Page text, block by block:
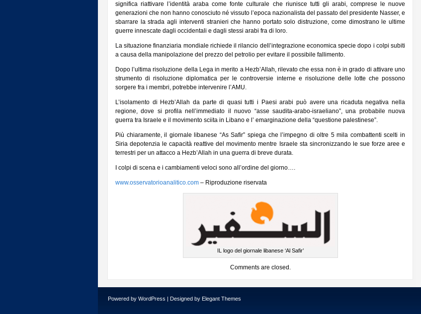
significa riattivare l’identità araba come fonte culturale che riunisce tutti gli arabi, comprese le nuove
generazioni che non hanno conosciuto né vissuto l’epoca nazionalista del passato del presidente Nasser, e
sbarrare la strada agli interventi stranieri che hanno portato solo distruzione, come dimostrano le ultime
guerre innescate dagli occidentali e dagli stessi arabi fra di loro.
La situazione finanziaria mondiale richiede il rilancio dell’integrazione economica specie dopo i colpi subiti
a causa della manipolazione del prezzo del petrolio per evitare il possibile fallimento.
Dopo l’ultima risoluzione della Lega in merito a Hezb’Allah, rilevato che essa non è in grado di attivare uno
strumento di risoluzione diplomatica per le controversie interne e risoluzione delle lotte che possono
sorgere fra i membri, potrebbe intervenire l’AMU.
L’isolamento di Hezb’Allah da parte di quasi tutti i Paesi arabi può avere una ricaduta negativa nella
regione, dove si profila nell’immediato il nuovo “asse saudita-arabo-israeliano”, una probabile nuova
guerra tra Israele e il movimento sciita in Libano e l’ emarginazione della “questione palestinese”.
Più chiaramente, il giornale libanese “As Safir” spiega che l’impegno di oltre 5 mila combattenti scelti in
Siria depotenzia le capacità reattive del movimento mentre Israele sta sincronizzando le sue forze aree e
terrestri per un attacco a Hezb’Allah in una guerra di breve durata.
I colpi di scena e i cambiamenti veloci sono all’ordine del giorno….
www.osservatorioanalitico.com – Riproduzione riservata
IL logo del giornale libanese ‘Al Safir’
Comments are closed.
Powered by WordPress | Designed by Elegant Themes